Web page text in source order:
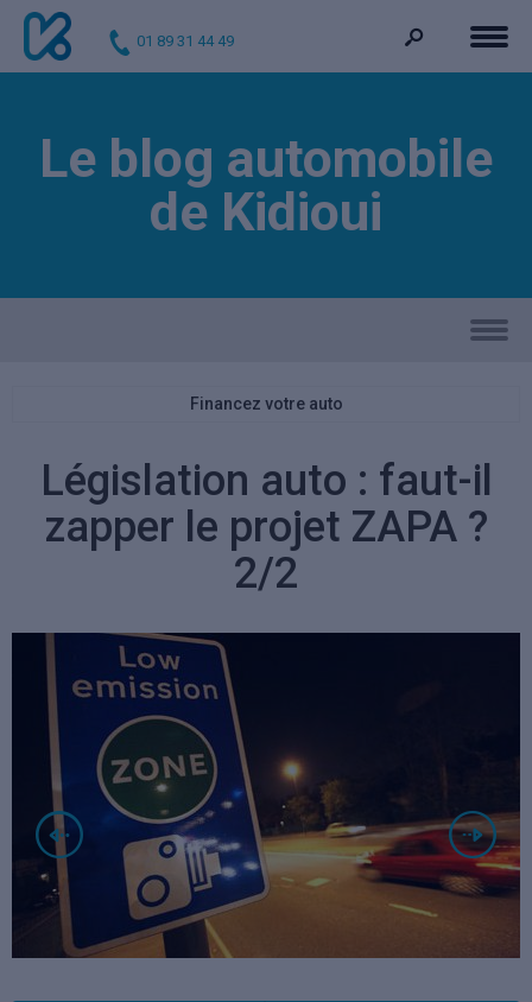
01 89 31 44 49
Le blog automobile
de Kidioui
Financez votre auto
Législation auto : faut-il
zapper le projet ZAPA ?
2/2